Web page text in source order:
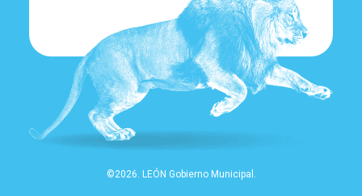
©2026. LEÓN Gobierno Municipal.